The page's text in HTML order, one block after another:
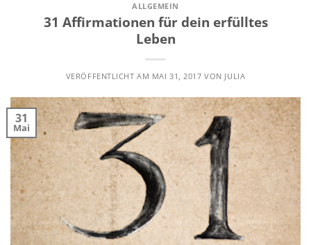
ALLGEMEIN
31 Affirmationen für dein erfülltes
Leben
VERÖFFENTLICHT AM MAI 31, 2017 VON JULIA
31
Mai